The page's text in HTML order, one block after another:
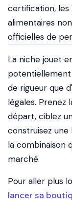
certification, les
alimentaires
officielles de
La niche jouet
potentiellement
de rigueur que
légales. Prenez
départ, ciblez
construisez une
la combinaison
marché.
Pour aller plus
lancer sa